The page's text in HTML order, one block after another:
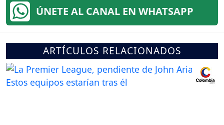
ÚNETE AL CANAL EN WHATSAPP
ARTÍCULOS RELACIONADOS